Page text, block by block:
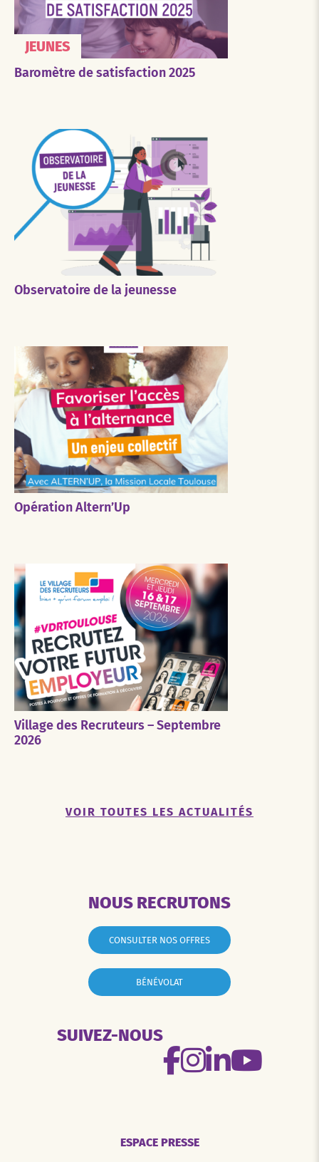
JEUNES
Baromètre de satisfaction 2025
Observatoire de la jeunesse
Opération Altern’Up
Village des Recruteurs – Septembre
2026
VOIR TOUTES LES ACTUALITÉS
NOUS RECRUTONS
CONSULTER NOS OFFRES
BÉNÉVOLAT
SUIVEZ-NOUS
ESPACE PRESSE